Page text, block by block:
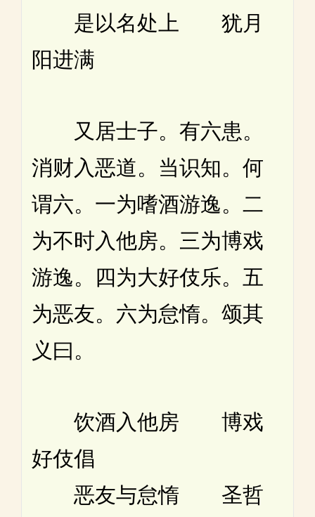
是以名处上 犹月
阳进满
又居士子。有六患。
消财入恶道。当识知。何
谓六。一为嗜酒游逸。二
为不时入他房。三为博戏
游逸。四为大好伎乐。五
为恶友。六为怠惰。颂其
义曰。
饮酒入他房 博戏
好伎倡
恶友与怠惰 圣哲